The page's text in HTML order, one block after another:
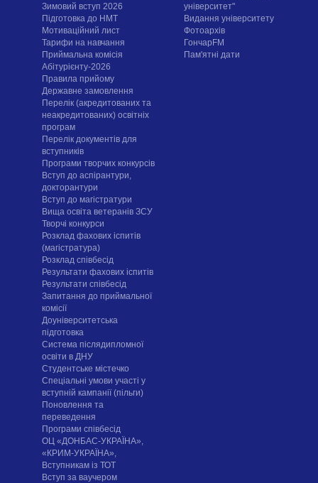
Зимовий вступ 2026
Підготовка до НМТ
Мотиваційний лист
Тарифи на навчання
Приймальна комісія
Абітурієнту-2026
Правила прийому
Державне замовлення
Перелік (акредитованих та
неакредитованих) освітніх
програм
Перелік документів для
вступників
Програми творчих конкурсiв
Вступ до аспірантури,
докторантури
Вступ до магістратури
Вища освіта ветеранів ЗСУ
Творчі конкурси
Розклад фахових іспитів
(магістратура)
Розклад співбесід
Результати фахових іспитів
Результати співбесід
Запитання до приймальної
комісії
Доуніверситетська
підготовка
Система післядипломної
освіти в ДНУ
Cтудентське містечко
Спеціальні умови участі у
вступній кампанії (пільги)
Поновлення та
переведення
Програми співбесід
ОЦ «ДОНБАС-УКРАЇНА»,
«КРИМ-УКРАЇНА»,
Вступникам із ТОТ
Вступ за ваучером
університет"
Видання університету
Фотоархів
ГончарFM
Пам'ятні дати